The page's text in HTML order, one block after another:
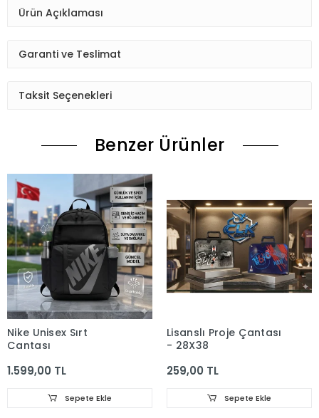
Ürün Açıklaması
Garanti ve Teslimat
Taksit Seçenekleri
Benzer Ürünler
Nike Unisex Sırt
Çantası
1.599,00 TL
Sepete Ekle
Lisanslı Proje Çantası
- 28X38
259,00 TL
Sepete Ekle